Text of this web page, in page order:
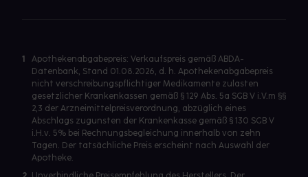
1
Apothekenabgabepreis: Verkaufspreis gemäß ABDA-
Datenbank, Stand 01.08.2026, d. h. Apothekenabgabepreis
nicht verschreibungspflichtiger Medikamente zulasten
gesetzlicher Krankenkassen gemäß § 129 Abs. 5a SGB V i.V.m §§
2,3 der Arzneimittelpreisverordnung, abzüglich eines
Abschlags zugunsten der Krankenkasse gemäß § 130 SGB V
i.H.v. 5% bei Rechnungsbegleichung innerhalb von zehn
Tagen. Der tatsächliche Preis erscheint nach Auswahl der
Apotheke.